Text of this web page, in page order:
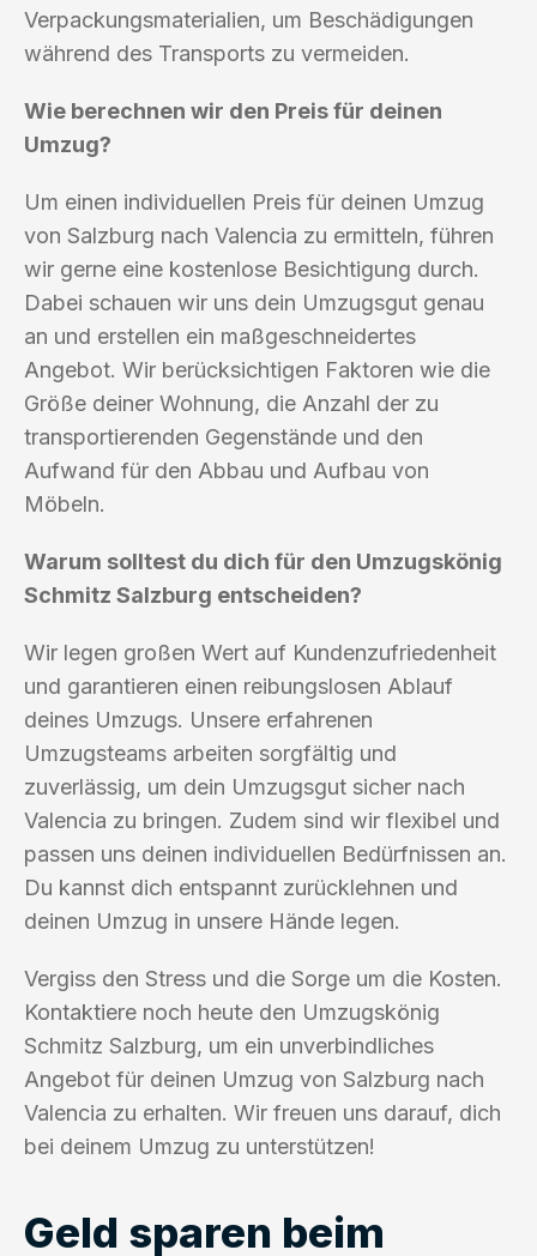
Verpackungsmaterialien, um Beschädigungen
während des Transports zu vermeiden.
Wie berechnen wir den Preis für deinen
Umzug?
Um einen individuellen Preis für deinen Umzug
von Salzburg nach Valencia zu ermitteln, führen
wir gerne eine kostenlose Besichtigung durch.
Dabei schauen wir uns dein Umzugsgut genau
an und erstellen ein maßgeschneidertes
Angebot. Wir berücksichtigen Faktoren wie die
Größe deiner Wohnung, die Anzahl der zu
transportierenden Gegenstände und den
Aufwand für den Abbau und Aufbau von
Möbeln.
Warum solltest du dich für den Umzugskönig
Schmitz Salzburg entscheiden?
Wir legen großen Wert auf Kundenzufriedenheit
und garantieren einen reibungslosen Ablauf
deines Umzugs. Unsere erfahrenen
Umzugsteams arbeiten sorgfältig und
zuverlässig, um dein Umzugsgut sicher nach
Valencia zu bringen. Zudem sind wir flexibel und
passen uns deinen individuellen Bedürfnissen an.
Du kannst dich entspannt zurücklehnen und
deinen Umzug in unsere Hände legen.
Vergiss den Stress und die Sorge um die Kosten.
Kontaktiere noch heute den Umzugskönig
Schmitz Salzburg, um ein unverbindliches
Angebot für deinen Umzug von Salzburg nach
Valencia zu erhalten. Wir freuen uns darauf, dich
bei deinem Umzug zu unterstützen!
Geld sparen beim